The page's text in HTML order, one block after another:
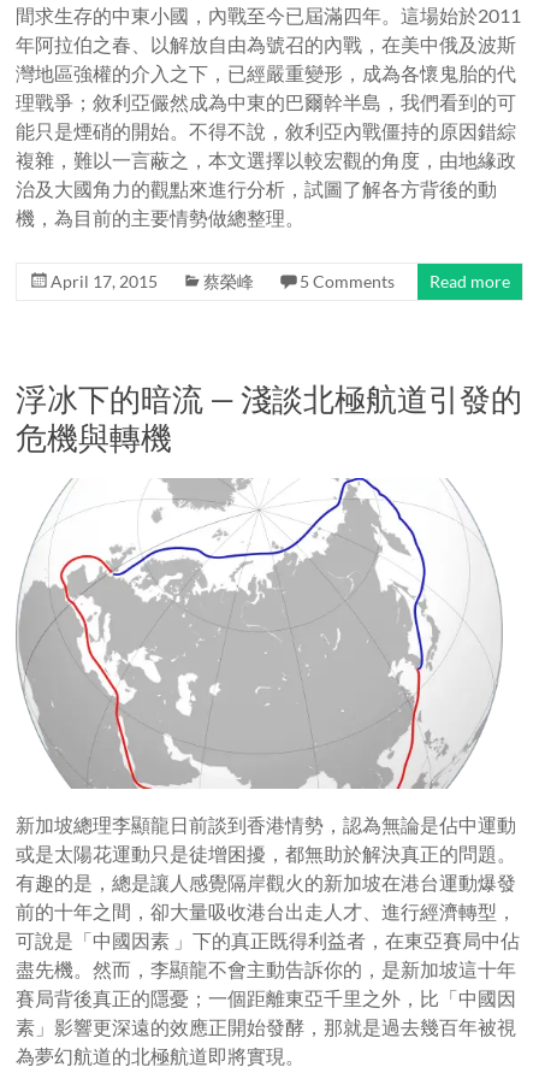
間求生存的中東小國，內戰至今已屆滿四年。這場始於2011
年阿拉伯之春、以解放自由為號召的內戰，在美中俄及波斯
灣地區強權的介入之下，已經嚴重變形，成為各懷鬼胎的代
理戰爭；敘利亞儼然成為中東的巴爾幹半島，我們看到的可
能只是煙硝的開始。不得不說，敘利亞內戰僵持的原因錯綜
複雜，難以一言蔽之，本文選擇以較宏觀的角度，由地緣政
治及大國角力的觀點來進行分析，試圖了解各方背後的動
機，為目前的主要情勢做總整理。
April 17, 2015 蔡榮峰 5 Comments Read more
浮冰下的暗流 — 淺談北極航道引發的
危機與轉機
新加坡總理李顯龍日前談到香港情勢，認為無論是佔中運動
或是太陽花運動只是徒增困擾，都無助於解決真正的問題。
有趣的是，總是讓人感覺隔岸觀火的新加坡在港台運動爆發
前的十年之間，卻大量吸收港台出走人才、進行經濟轉型，
可說是「中國因素 」下的真正既得利益者，在東亞賽局中佔
盡先機。然而，李顯龍不會主動告訴你的，是新加坡這十年
賽局背後真正的隱憂；一個距離東亞千里之外，比「中國因
素」影響更深遠的效應正開始發酵，那就是過去幾百年被視
為夢幻航道的北極航道即將實現。